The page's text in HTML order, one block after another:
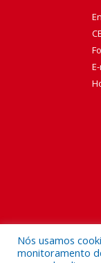
Nós usamos
monitoramento